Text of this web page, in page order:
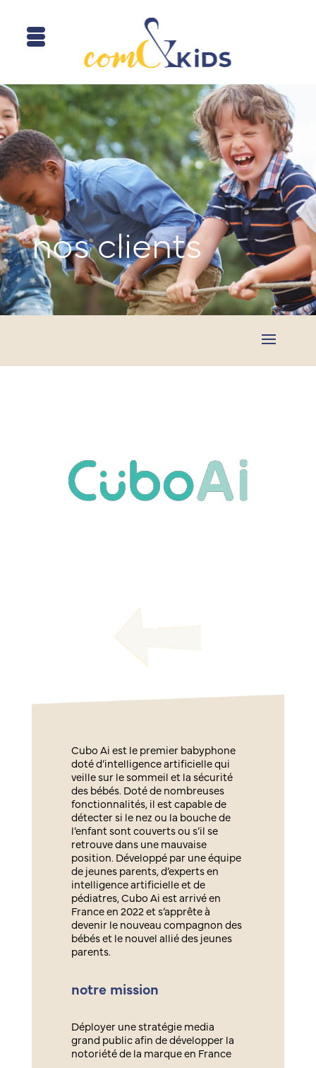
nos clients
Cubo Ai est le premier babyphone
doté d’intelligence artificielle qui
veille sur le sommeil et la sécurité
des bébés. Doté de nombreuses
fonctionnalités, il est capable de
détecter si le nez ou la bouche de
l’enfant sont couverts ou s’il se
retrouve dans une mauvaise
position. Développé par une équipe
de jeunes parents, d’experts en
intelligence artificielle et de
pédiatres, Cubo Ai est arrivé en
France en 2022 et s’apprête à
devenir le nouveau compagnon des
bébés et le nouvel allié des jeunes
parents.
notre mission
Déployer une stratégie media
grand public afin de développer la
notoriété de la marque en France